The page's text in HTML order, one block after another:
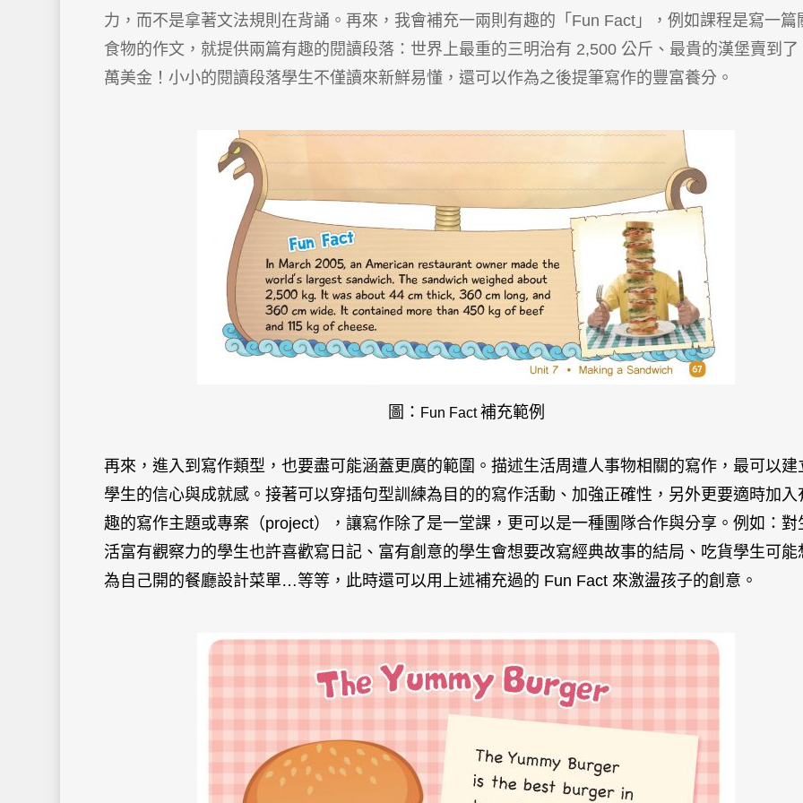
力，而不是拿著文法規則在背誦。再來，我會補充一兩則有趣的「Fun Fact」，例如課程是寫一篇
食物的作文，就提供兩篇有趣的閱讀段落：世界上最重的三明治有 2,500 公斤、最貴的漢堡賣到了
萬美金！小小的閱讀段落學生不僅讀來新鮮易懂，還可以作為之後提筆寫作的豐富養分。
圖： Fun Fact補充範例
再來，進入到寫作類型，也要盡可能涵蓋更廣的範圍。描述生活周遭人事物相關的寫作，最可以建
學生的信心與成就感。接著可以穿插句型訓練為目的的寫作活動、加強正確性，另外更要適時加入
趣的寫作主題或專案（project），讓寫作除了是一堂課，更可以是一種團隊合作與分享。例如：對
活富有觀察力的學生也許喜歡寫日記、富有創意的學生會想要改寫經典故事的結局、吃貨學生可能
為自己開的餐廳設計菜單…等等，此時還可以用上述補充過的 Fun Fact 來激盪孩子的創意。